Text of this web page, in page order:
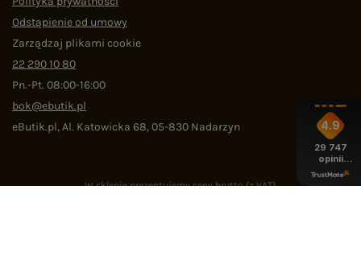
Odstąpienie od umowy
Zarządzaj plikami cookie
22 290 10 80
Pn.-Pt. 08:00-16:00
bok@ebutik.pl
eButik.pl,Al. Katowicka 68,05-830 Nadarzyn
W sklepie prezentujemy ceny brutto (z VAT).
4.9
29 747
opinii
z całego